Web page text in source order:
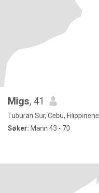
Migs, 41
Tuburan Sur, Cebu, Filippinene
Søker: Mann 43 - 70